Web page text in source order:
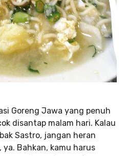
Goreng Jawa yang penuh
disantap malam hari. Kalau
Sastro, jangan heran
Bahkan, kamu harus